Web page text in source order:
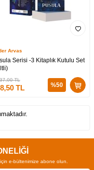
Arvas
Serisi -3 Kitaplık Kutulu Set
TL
TL %50
e-bültenimize abone olun.